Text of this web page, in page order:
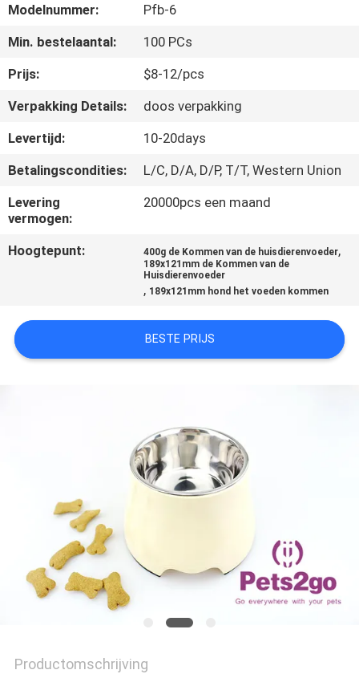
ONS
VERZOEK
OM
EEN
CITAAT
PRIVACY
POLICY
Modelnummer:
Pfb-6
Min. bestelaantal:
100 PCs
Prijs:
$8-12/pcs
Verpakking Details:
doos verpakking
Levertijd:
10-20days
Betalingscondities:
L/C, D/A, D/P, T/T, Western Union
Levering
vermogen:
20000pcs een maand
Hoogtepunt: 400g de Kommen van de huisdierenvoeder,
189x121mm de Kommen van de
Huisdierenvoeder
, 189x121mm hond het voeden kommen
BESTE PRIJS
Productomschrijving